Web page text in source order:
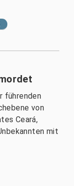
führenden
von
Ceará,
mit